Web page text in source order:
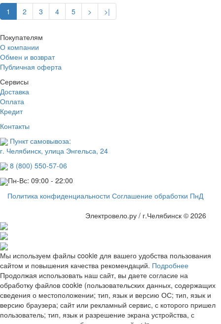
1 2 3 4 5 > >|
Покупателям
О компании
Обмен и возврат
Публичная оферта
Сервисы
Доставка
Оплата
Кредит
Контакты
Пункт самовывоза:
г. Челябинск, улица Энгельса, 24
8 (800) 550-57-06
Пн-Вс: 09:00 - 22:00
Политика конфиденциальности Соглашение обработки ПнД
Электровело.ру / г.Челябинск © 2026
Мы используем файлы cookie для вашего удобства пользования
сайтом и повышения качества рекомендаций. Подробнее
Продолжая использовать наш сайт, вы даете согласие на
обработку файлов cookie (пользовательских данных, содержащих
сведения о местоположении; тип, язык и версию ОС; тип, язык и
версию браузера; сайт или рекламный сервис, с которого пришел
пользователь; тип, язык и разрешение экрана устройства, с